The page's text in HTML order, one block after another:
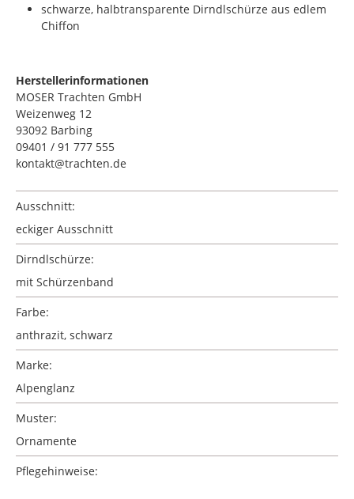
schwarze, halbtransparente Dirndlschürze aus edlem
Chiffon
Herstellerinformationen
MOSER Trachten GmbH
Weizenweg 12
93092 Barbing
09401 / 91 777 555
kontakt@trachten.de
Ausschnitt:
eckiger Ausschnitt
Dirndlschürze:
mit Schürzenband
Farbe:
anthrazit, schwarz
Marke:
Alpenglanz
Muster:
Ornamente
Pflegehinweise: